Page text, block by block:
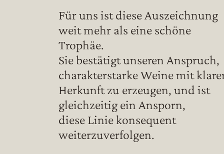
Für uns ist diese Auszeichnung
weit mehr als eine schöne
Trophäe.
Sie bestätigt unseren Anspruch,
charakterstarke Weine mit
Herkunft zu erzeugen, und ist
gleichzeitig ein Ansporn,
diese Linie konsequent
weiterzuverfolgen.